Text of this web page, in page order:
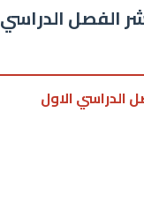
الفصل الدراسي
الدراسي الاول